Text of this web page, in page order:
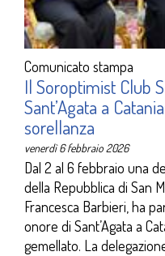
Comunicato stampa
Il Soroptimist Club
Sant’Agata a
sorellanza
venerdì 6 febbraio 2026
Dal 2 al 6 febbraio una
della Repubblica di San
Francesca Barbieri, ha
onore di Sant’Agata a
gemellato. La